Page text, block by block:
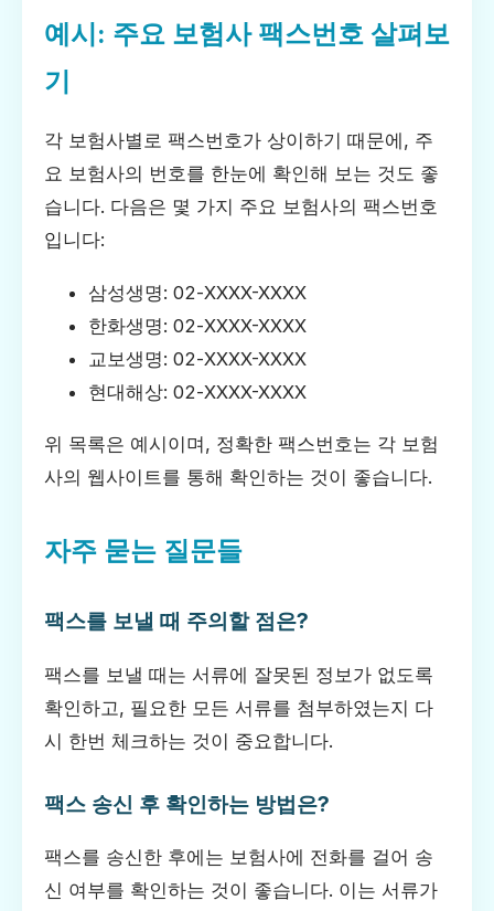
예시: 주요 보험사 팩스번호 살펴보
기
각 보험사별로 팩스번호가 상이하기 때문에, 주
요 보험사의 번호를 한눈에 확인해 보는 것도 좋
습니다. 다음은 몇 가지 주요 보험사의 팩스번호
입니다:
삼성생명: 02-XXXX-XXXX
한화생명: 02-XXXX-XXXX
교보생명: 02-XXXX-XXXX
현대해상: 02-XXXX-XXXX
위 목록은 예시이며, 정확한 팩스번호는 각 보험
사의 웹사이트를 통해 확인하는 것이 좋습니다.
자주 묻는 질문들
팩스를 보낼 때 주의할 점은?
팩스를 보낼 때는 서류에 잘못된 정보가 없도록
확인하고, 필요한 모든 서류를 첨부하였는지 다
시 한번 체크하는 것이 중요합니다.
팩스 송신 후 확인하는 방법은?
팩스를 송신한 후에는 보험사에 전화를 걸어 송
신 여부를 확인하는 것이 좋습니다. 이는 서류가